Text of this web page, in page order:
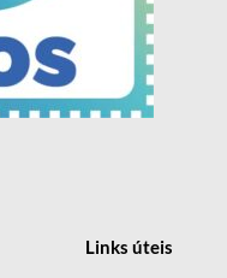
Linksúteis